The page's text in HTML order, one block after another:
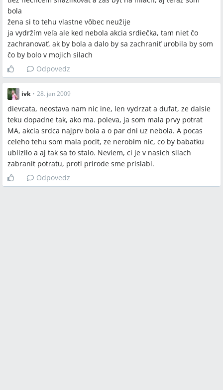
bola
žena si to tehu vlastne vôbec neužije
ja vydržím veľa ale ked nebola akcia srdiečka, tam niet čo
zachranovať, ak by bola a dalo by sa zachraniť urobila by som
čo by bolo v mojich silach
Odpovedz
ivk • 28. jan 2009
dievcata, neostava nam nic ine, len vydrzat a dufat, ze dalsie
teku dopadne tak, ako ma. poleva, ja som mala prvy potrat
MA, akcia srdca najprv bola a o par dni uz nebola. A pocas
celeho tehu som mala pocit, ze nerobim nic, co by babatku
ublizilo a aj tak sa to stalo. Neviem, ci je v nasich silach
zabranit potratu, proti prirode sme prislabi.
Odpovedz